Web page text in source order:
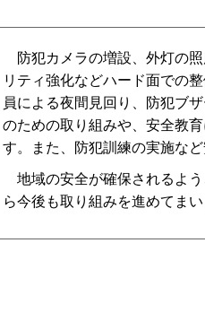
防犯カメラの増設、外灯の
リティ強化などハード面での
員による夜間見回り、防犯ブ
のための取り組みや、安全教
す。また、防犯訓練の実施な
地域の安全が確保されるよ
ら今後も取り組みを進めてまい